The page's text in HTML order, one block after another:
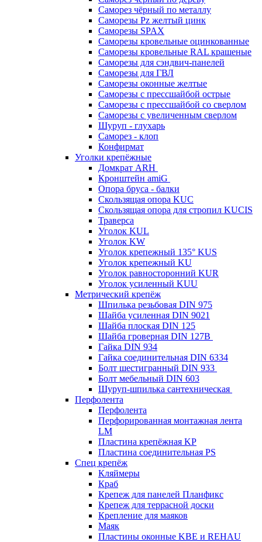
Саморез чёрный по металлу
Саморезы Pz желтый цинк
Саморезы SPAX
Саморезы кровельные оцинкованные
Саморезы кровельные RAL крашеные
Саморезы для сэндвич-панелей
Саморезы для ГВЛ
Саморезы оконные желтые
Саморезы с прессшайбой острые
Саморезы с прессшайбой со сверлом
Саморезы с увеличенным сверлом
Шуруп - глухарь
Саморез - клоп
Конфирмат
Уголки крепёжные
Домкрат ARH
Кронштейн amiG
Опора бруса - балки
Скользящая опора KUC
Скользящая опора для стропил KUCIS
Траверса
Уголок KUL
Уголок KW
Уголок крепежный 135° KUS
Уголок крепежный KU
Уголок равносторонний KUR
Уголок усиленный KUU
Метрический крепёж
Шпилька резьбовая DIN 975
Шайба усиленная DIN 9021
Шайба плоская DIN 125
Шайба гроверная DIN 127B
Гайка DIN 934
Гайка соединительная DIN 6334
Болт шестигранный DIN 933
Болт мебельный DIN 603
Шуруп-шпилька сантехническая
Перфолента
Перфолента
Перфорированная монтажная лента
LM
Пластина крепёжная KP
Пластина соединительная PS
Спец крепёж
Кляймеры
Краб
Крепеж для панелей Планфикс
Крепеж для террасной доски
Крепление для маяков
Маяк
Пластины оконные KBE и REHAU